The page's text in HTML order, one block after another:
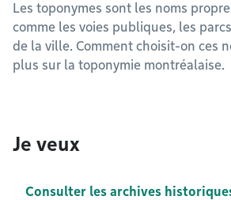
Les toponymes sont les noms
comme les voies publiques, les
de la ville. Comment choisit-on ces
plus sur la toponymie montréalaise.
Je veux
Consulter les archives